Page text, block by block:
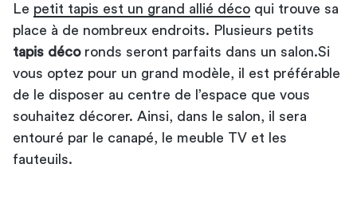
Le petit tapis est un grand allié déco qui trouve sa
place à de nombreux endroits. Plusieurs petits
tapis décoronds seront parfaits dans un salon.Si
vous optez pour un grand modèle, il est préférable
de le disposer au centre de l’espace que vous
souhaitez décorer. Ainsi, dans le salon, il sera
entouré par le canapé, le meuble TV et les
fauteuils.